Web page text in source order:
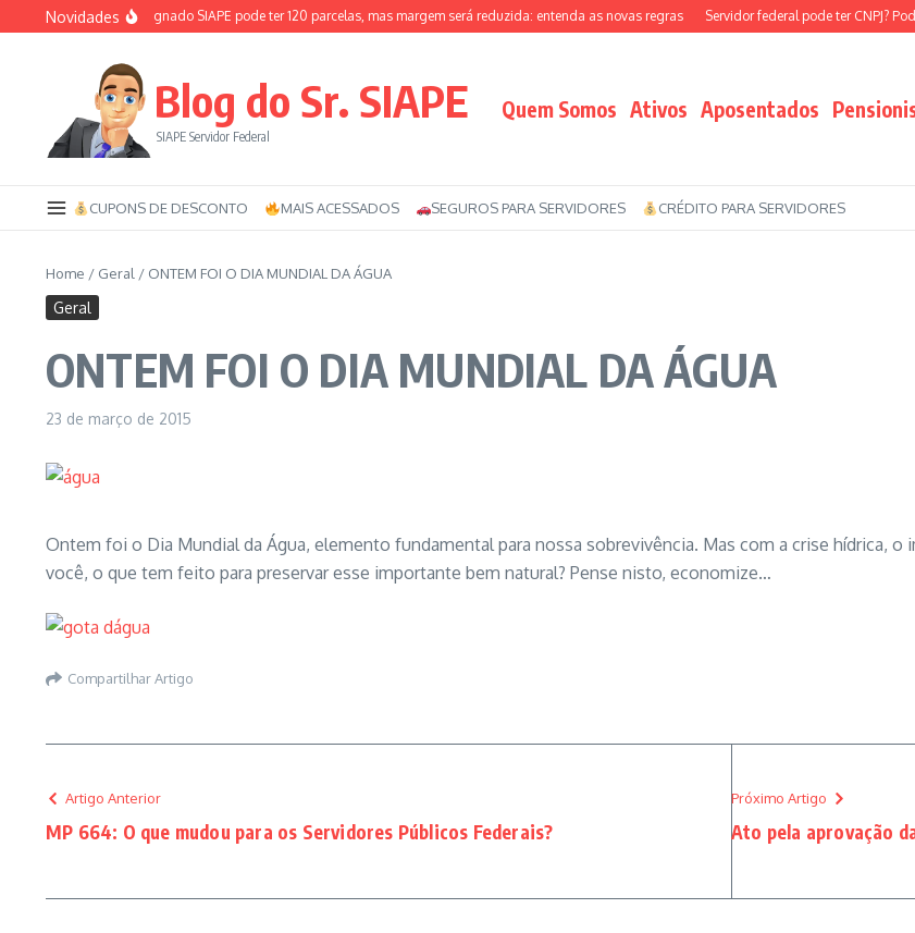
Ir para o conteúdo
Novidades
em 2026 Consignado SIAPE pode ter 120 parcelas, mas margem será reduzida: entenda as novas regras Servidor federal pode ter CNPJ? Pode
Blog do Sr. SIAPE
SIAPE Servidor Federal
Quem Somos Ativos Aposentados
CUPONS DE DESCONTO MAIS ACESSADOS SEGUROS PARA SERVIDORES CRÉDITO PARA SERVIDORES
Home / Geral / ONTEM FOI O DIA MUNDIAL DA ÁGUA
Geral
ONTEM FOI O DIA MUNDIAL DA ÁGUA
23 de março de 2015
Ontem foi o Dia Mundial da Água, elemento fundamental para nossa sobrevivência. Mas com a crise hídrica,
você, o que tem feito para preservar esse importante bem natural? Pense nisto, economize…
Compartilhar Artigo
Artigo Anterior
MP 664: O que mudou para os Servidores Públicos Federais?
Próximo Artigo
Ato pela aprovação